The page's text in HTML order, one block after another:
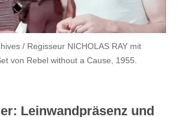
/ Regisseur NICHOLAS RAY mit
von Rebel without a Cause, 1955.
Leinwandpräsenz und